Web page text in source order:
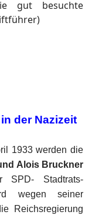
gut besuchte
der Nazizeit
1933 werden die
Alois Bruckner
SPD- Stadtrats-
wegen seiner
Reichsregierung